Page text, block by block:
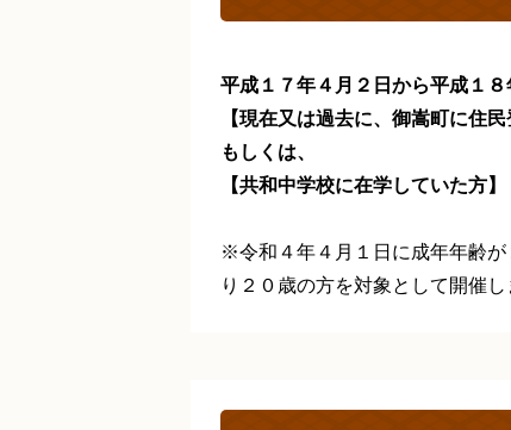
平成１７年４月２日から平成１８
【現在又は過去に、御嵩町に住民
もしくは、
【共和中学校に在学していた方】
※令和４年４月１日に成年年齢
り２０歳の方を対象として開催し